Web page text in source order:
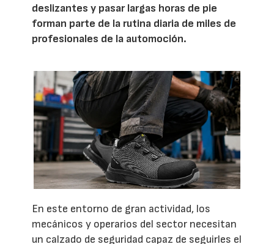
deslizantes y pasar largas horas de pie
forman parte de la rutina diaria de miles de
profesionales de la automoción.
En este entorno de gran actividad, los
mecánicos y operarios del sector necesitan
un calzado de seguridad capaz de seguirles el